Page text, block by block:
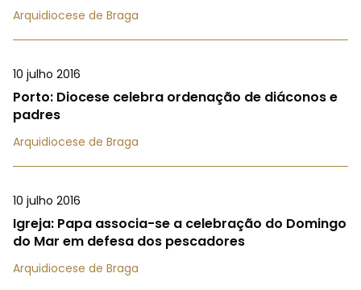
Arquidiocese de Braga
10 julho 2016
Porto: Diocese celebra ordenação de diáconos e
padres
Arquidiocese de Braga
10 julho 2016
Igreja: Papa associa-se a celebração do Domingo
do Mar em defesa dos pescadores
Arquidiocese de Braga